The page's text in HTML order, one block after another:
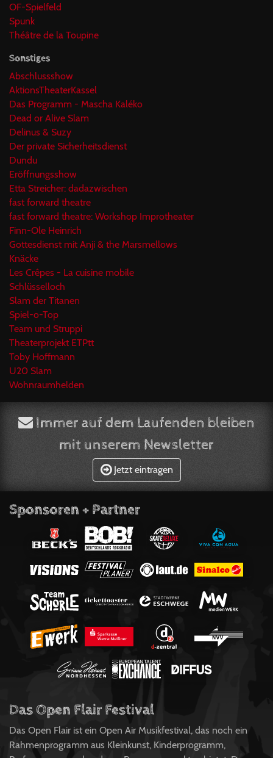
OF-Spielfeld
Spunk
Théâtre de la Toupine
Sonstiges
Abschlussshow
AktionsTheaterKassel
Das Programm - Mascha Kaléko
Dead or Alive Slam
Delinus & Suzy
Der private Sicherheitsdienst
Dundu
Eröffnungsshow
Etta Streicher: dadazwischen
fast forward theatre
fast forward theatre: Workshop Improtheater
Finn-Ole Heinrich
Gottesdienst mit Anji & the Marsmellows
Knäcke
Les Crêpes - La cuisine mobile
Schlüsselloch
Slam der Titanen
Spiel-o-Top
Team und Struppi
Theaterprojekt ETPtt
Toby Hoffmann
U20 Slam
Wohnraumhelden
Immer auf dem Laufenden bleiben
mit unserem Newsletter
Jetzt eintragen
Sponsoren + Partner
Das Open Flair Festival
Das Open Flair ist ein Open Air Musikfestival, das noch ein
Rahmenprogramm aus Kleinkunst, Kinderprogramm,